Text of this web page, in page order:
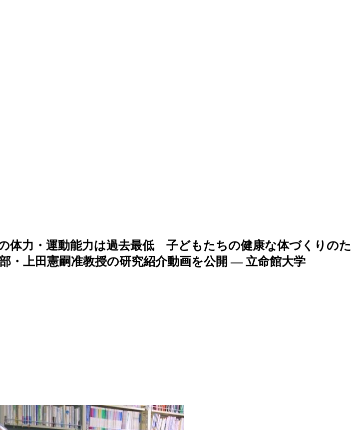
体力・運動能力は過去最低 子どもたちの健康な体づくりのた
上田憲嗣准教授の研究紹介動画を公開 — 立命館大学